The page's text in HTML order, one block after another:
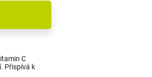
C
Přispívá k